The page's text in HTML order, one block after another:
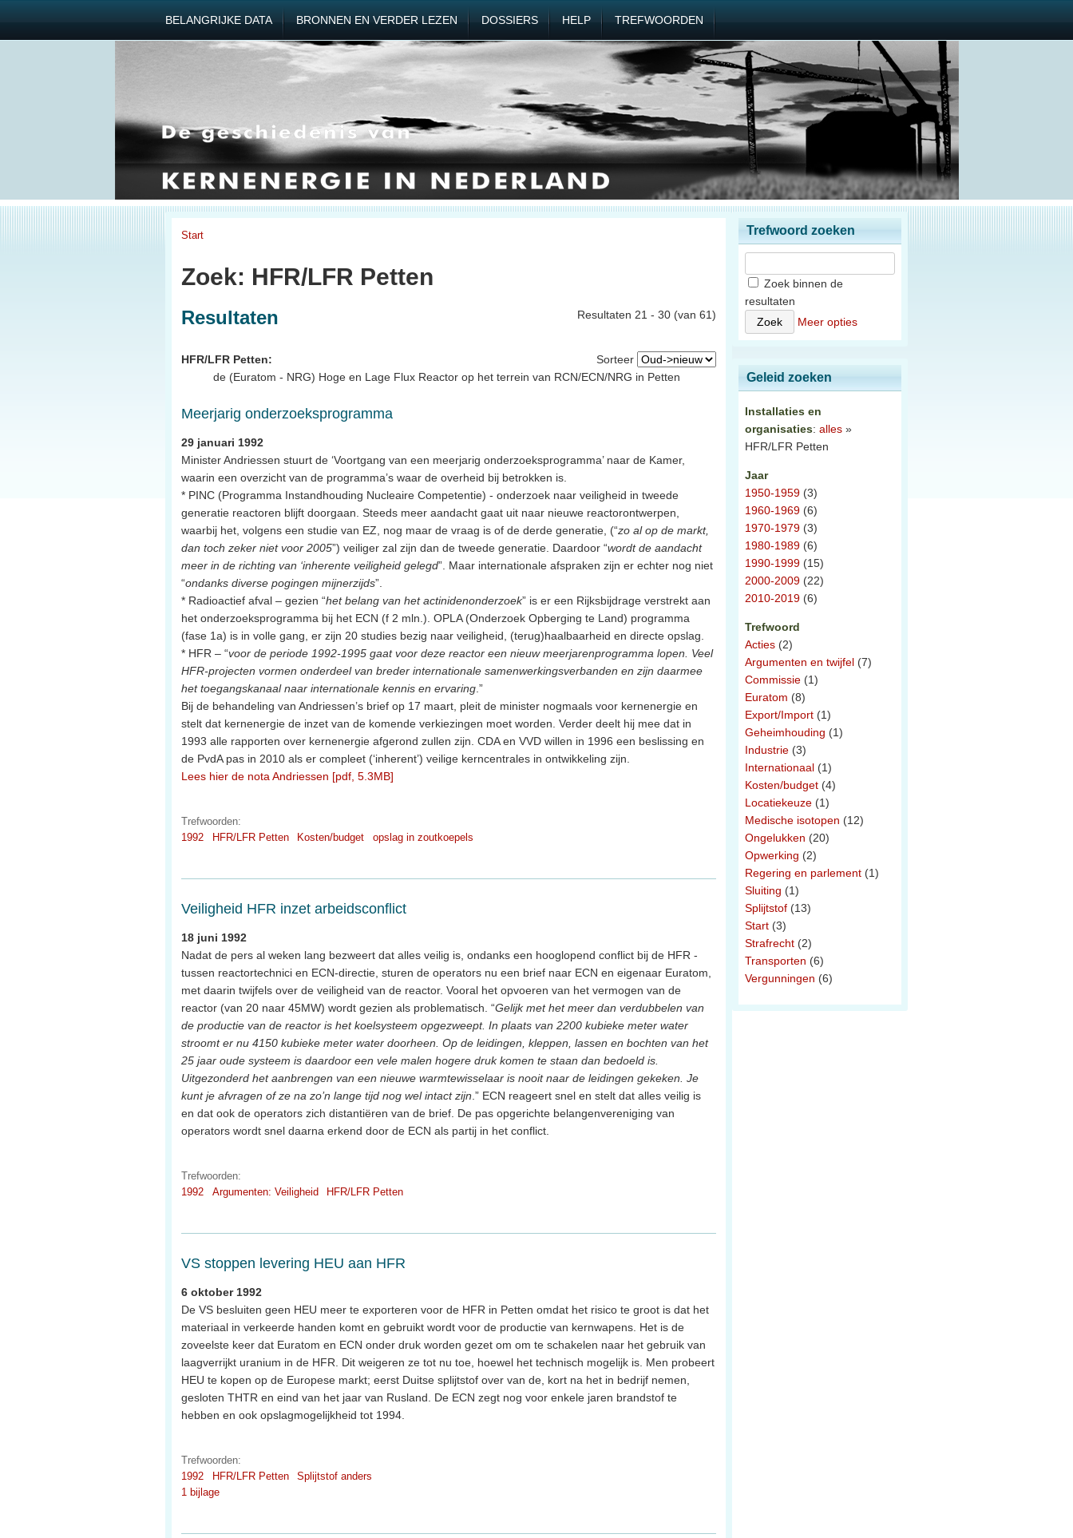
BELANGRIJKE DATA BRONNEN EN VERDER LEZEN DOSSIERS HELP TREFWOORDEN
Start
Zoek: HFR/LFR Petten
Resultaten 21 - 30 (van 61)
Resultaten
Sorteer
HFR/LFR Petten:
de (Euratom - NRG) Hoge en Lage Flux Reactor op het terrein van RCN/ECN/NRG in Petten
Meerjarig onderzoeksprogramma
29 januari 1992
Minister Andriessen stuurt de ‘Voortgang van een meerjarig onderzoeksprogramma’ naar de Kamer,
waarin een overzicht van de programma’s waar de overheid bij betrokken is.
* PINC (Programma Instandhouding Nucleaire Competentie) - onderzoek naar veiligheid in tweede
generatie reactoren blijft doorgaan. Steeds meer aandacht gaat uit naar nieuwe reactorontwerpen,
waarbij het, volgens een studie van EZ, nog maar de vraag is of de derde generatie, (“zo al op de markt,
dan toch zeker niet voor 2005”) veiliger zal zijn dan de tweede generatie. Daardoor “wordt de aandacht
meer in de richting van ‘inherente veiligheid gelegd”. Maar internationale afspraken zijn er echter nog niet
“ondanks diverse pogingen mijnerzijds”.
* Radioactief afval – gezien “het belang van het actinidenonderzoek” is er een Rijksbijdrage verstrekt aan
het onderzoeksprogramma bij het ECN (f 2 mln.). OPLA (Onderzoek Opberging te Land) programma
(fase 1a) is in volle gang, er zijn 20 studies bezig naar veiligheid, (terug)haalbaarheid en directe opslag.
* HFR – “voor de periode 1992-1995 gaat voor deze reactor een nieuw meerjarenprogramma lopen. Veel
HFR-projecten vormen onderdeel van breder internationale samenwerkingsverbanden en zijn daarmee
het toegangskanaal naar internationale kennis en ervaring .”
Bij de behandeling van Andriessen’s brief op 17 maart, pleit de minister nogmaals voor kernenergie en
stelt dat kernenergie de inzet van de komende verkiezingen moet worden. Verder deelt hij mee dat in
1993 alle rapporten over kernenergie afgerond zullen zijn. CDA en VVD willen in 1996 een beslissing en
de PvdA pas in 2010 als er compleet (‘inherent’) veilige kerncentrales in ontwikkeling zijn.
Lees hier de nota Andriessen [pdf, 5.3MB]
Trefwoorden:
1992
HFR/LFR Petten Kosten/budget opslag in zoutkoepels
Veiligheid HFR inzet arbeidsconflict
18 juni 1992
Nadat de pers al weken lang bezweert dat alles veilig is, ondanks een hooglopend conflict bij de HFR -
tussen reactortechnici en ECN-directie, sturen de operators nu een brief naar ECN en eigenaar Euratom,
met daarin twijfels over de veiligheid van de reactor. Vooral het opvoeren van het vermogen van de
reactor (van 20 naar 45MW) wordt gezien als problematisch. “Gelijk met het meer dan verdubbelen van
de productie van de reactor is het koelsysteem opgezweept. In plaats van 2200 kubieke meter water
stroomt er nu 4150 kubieke meter water doorheen. Op de leidingen, kleppen, lassen en bochten van het
25 jaar oude systeem is daardoor een vele malen hogere druk komen te staan dan bedoeld is.
Uitgezonderd het aanbrengen van een nieuwe warmtewisselaar is nooit naar de leidingen gekeken. Je
kunt je afvragen of ze na zo’n lange tijd nog wel intact zijn .” ECN reageert snel en stelt dat alles veilig is
en dat ook de operators zich distantiëren van de brief. De pas opgerichte belangenvereniging van
operators wordt snel daarna erkend door de ECN als partij in het conflict.
Trefwoorden:
1992
Argumenten: Veiligheid HFR/LFR Petten
VS stoppen levering HEU aan HFR
6 oktober 1992
De VS besluiten geen HEU meer te exporteren voor de HFR in Petten omdat het risico te groot is dat het
materiaal in verkeerde handen komt en gebruikt wordt voor de productie van kernwapens. Het is de
zoveelste keer dat Euratom en ECN onder druk worden gezet om om te schakelen naar het gebruik van
laagverrijkt uranium in de HFR. Dit weigeren ze tot nu toe, hoewel het technisch mogelijk is. Men probeert
HEU te kopen op de Europese markt; eerst Duitse splijtstof over van de, kort na het in bedrijf nemen,
gesloten THTR en eind van het jaar van Rusland. De ECN zegt nog voor enkele jaren brandstof te
hebben en ook opslagmogelijkheid tot 1994.
Trefwoorden:
1992
HFR/LFR Petten
Splijtstof anders
1 bijlage
Trefwoord zoeken
Zoek binnen de
resultaten
Meer opties
Geleid zoeken
Installaties en
organisaties: alles »
HFR/LFR Petten
Jaar
1950-1959 (3)
1960-1969 (6)
1970-1979 (3)
1980-1989 (6)
1990-1999 (15)
2000-2009 (22)
2010-2019 (6)
Trefwoord
Acties (2)
Argumenten en twijfel (7)
Commissie (1)
Euratom (8)
Export/Import (1)
Geheimhouding (1)
Industrie (3)
Internationaal (1)
Kosten/budget (4)
Locatiekeuze (1)
Medische isotopen (12)
Ongelukken (20)
Opwerking (2)
Regering en parlement (1)
Sluiting (1)
Splijtstof (13)
Start (3)
Strafrecht (2)
Transporten (6)
Vergunningen (6)